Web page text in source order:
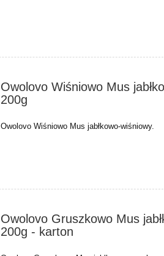
Owolovo Wiśniowo Mus
200g
Owolovo Wiśniowo Mus jabłkowo-wiśniowy.
Owolovo Gruszkowo Mus
200g - karton